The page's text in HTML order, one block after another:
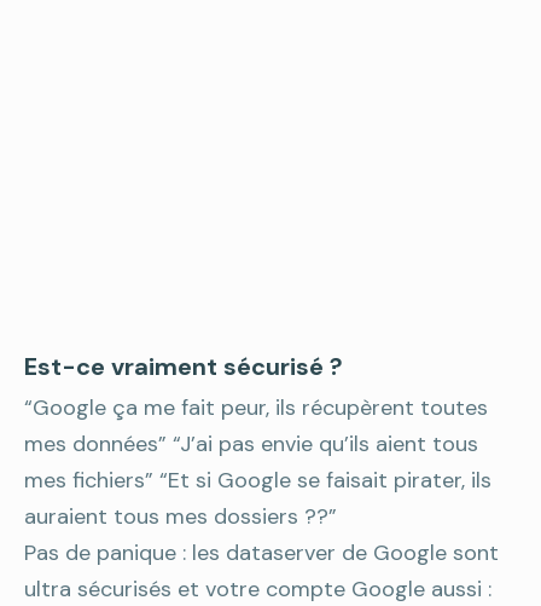
Est-ce vraiment sécurisé ?
“Google ça me fait peur, ils récupèrent toutes
mes données” “J’ai pas envie qu’ils aient tous
mes fichiers” “Et si Google se faisait pirater, ils
auraient tous mes dossiers ??”
Pas de panique : les dataserver de Google sont
ultra sécurisés et votre compte Google aussi :